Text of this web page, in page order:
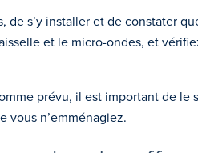
s’y installer et de constater
et le micro-ondes, et
prévu, il est important de le
vous n’emménagiez.